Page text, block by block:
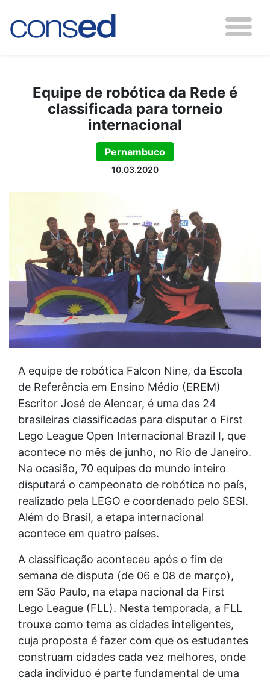
Equipe de robótica da Rede é
classificada para torneio
internacional
Pernambuco
10.03.2020
A equipe de robótica Falcon Nine, da Escola
de Referência em Ensino Médio (EREM)
Escritor José de Alencar, é uma das 24
brasileiras classificadas para disputar o First
Lego League Open Internacional Brazil I, que
acontece no mês de junho, no Rio de Janeiro.
Na ocasião, 70 equipes do mundo inteiro
disputará o campeonato de robótica no país,
realizado pela LEGO e coordenado pelo SESI.
Além do Brasil, a etapa internacional
acontece em quatro países.
A classificação aconteceu após o fim de
semana de disputa (de 06 e 08 de março),
em São Paulo, na etapa nacional da First
Lego League (FLL). Nesta temporada, a FLL
trouxe como tema as cidades inteligentes,
cuja proposta é fazer com que os estudantes
construam cidades cada vez melhores, onde
cada indivíduo é parte fundamental de uma